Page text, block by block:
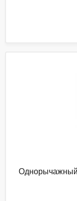
Однорычажный